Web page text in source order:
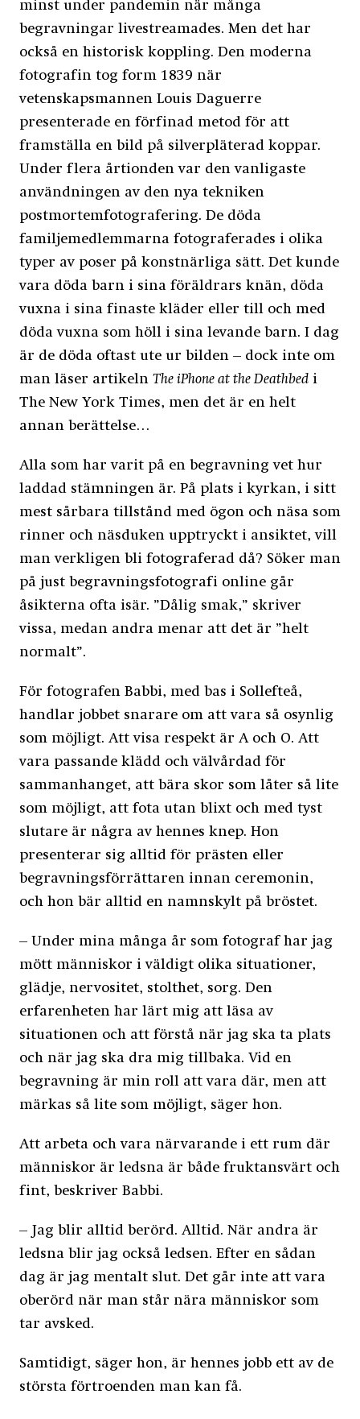
minst under pandemin när många
begravningar livestreamades. Men det har
också en historisk koppling. Den moderna
fotografin tog form 1839 när
vetenskapsmannen Louis Daguerre
presenterade en förfinad metod för att
framställa en bild på silverpläterad koppar.
Under flera årtionden var den vanligaste
användningen av den nya tekniken
postmortemfotografering. De döda
familjemedlemmarna fotograferades i olika
typer av poser på konstnärliga sätt. Det kunde
vara döda barn i sina föräldrars knän, döda
vuxna i sina finaste kläder eller till och med
döda vuxna som höll i sina levande barn. I dag
är de döda oftast ute ur bilden – dock inte om
man läser artikeln The iPhone at the Deathbed i
The New York Times, men det är en helt
annan berättelse…
Alla som har varit på en begravning vet hur
laddad stämningen är. På plats i kyrkan, i sitt
mest sårbara tillstånd med ögon och näsa som
rinner och näsduken upptryckt i ansiktet, vill
man verkligen bli fotograferad då? Söker man
på just begravningsfotografi online går
åsikterna ofta isär. ”Dålig smak,” skriver
vissa, medan andra menar att det är ”helt
normalt”.
För fotografen Babbi, med bas i Sollefteå,
handlar jobbet snarare om att vara så osynlig
som möjligt. Att visa respekt är A och O. Att
vara passande klädd och välvårdad för
sammanhanget, att bära skor som låter så lite
som möjligt, att fota utan blixt och med tyst
slutare är några av hennes knep. Hon
presenterar sig alltid för prästen eller
begravningsförrättaren innan ceremonin,
och hon bär alltid en namnskylt på bröstet.
– Under mina många år som fotograf har jag
mött människor i väldigt olika situationer,
glädje, nervositet, stolthet, sorg. Den
erfarenheten har lärt mig att läsa av
situationen och att förstå när jag ska ta plats
och när jag ska dra mig tillbaka. Vid en
begravning är min roll att vara där, men att
märkas så lite som möjligt, säger hon.
Att arbeta och vara närvarande i ett rum där
människor är ledsna är både fruktansvärt och
fint, beskriver Babbi.
– Jag blir alltid berörd. Alltid. När andra är
ledsna blir jag också ledsen. Efter en sådan
dag är jag mentalt slut. Det går inte att vara
oberörd när man står nära människor som
tar avsked.
Samtidigt, säger hon, är hennes jobb ett av de
största förtroenden man kan få.